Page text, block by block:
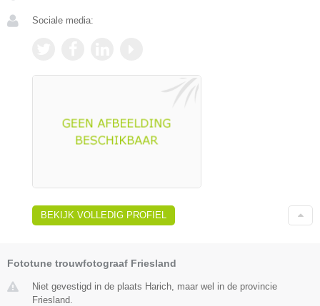
Sociale media:
BEKIJK VOLLEDIG PROFIEL
Fototune trouwfotograaf Friesland
Niet gevestigd in de plaats Harich, maar wel in de provincie
Friesland.